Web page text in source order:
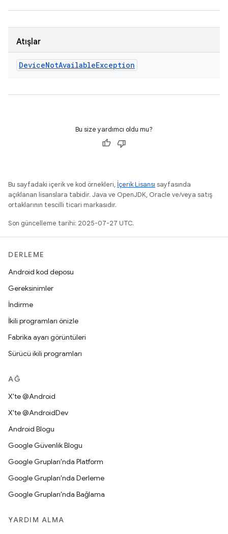
Atışlar
DeviceNotAvailableException
Bu size yardımcı oldu mu?
Bu sayfadaki içerik ve kod örnekleri, İçerik Lisansı sayfasında
açıklanan lisanslara tabidir. Java ve OpenJDK, Oracle ve/veya satış
ortaklarının tescilli ticari markasıdır.
Son güncelleme tarihi: 2025-07-27 UTC.
DERLEME
Android kod deposu
Gereksinimler
İndirme
İkili programları önizle
Fabrika ayarı görüntüleri
Sürücü ikili programları
AĞ
X'te @Android
X'te @AndroidDev
Android Blogu
Google Güvenlik Blogu
Google Grupları'nda Platform
Google Grupları'nda Derleme
Google Grupları'nda Bağlama
YARDIM ALMA